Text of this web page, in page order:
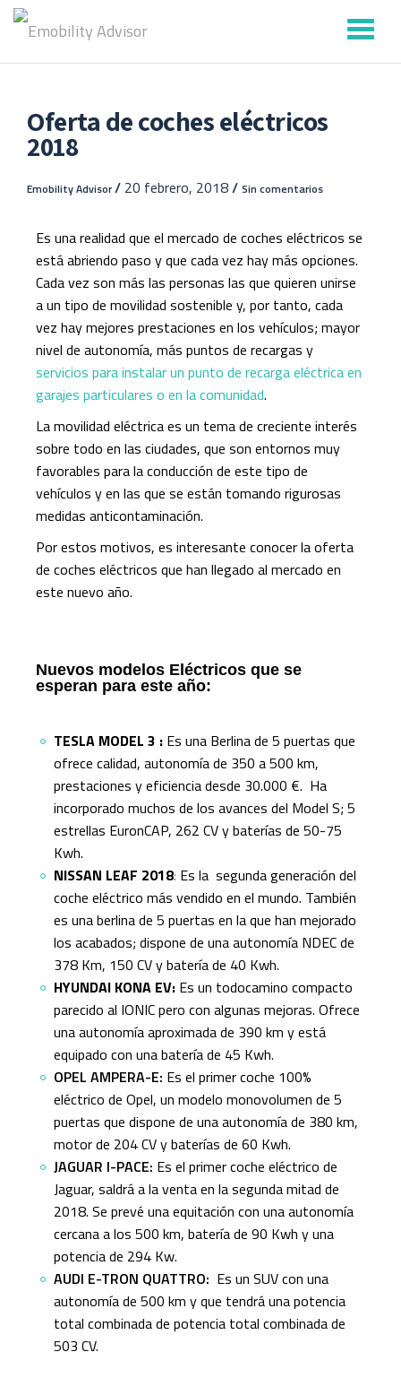
contenido
Oferta de coches eléctricos
2018
Emobility Advisor/ 20 febrero, 2018/ Sin comentarios
Es una realidad que el mercado de coches eléctricos se
está abriendo paso y que cada vez hay más opciones.
Cada vez son más las personas las que quieren unirse
a un tipo de movilidad sostenible y, por tanto, cada
vez hay mejores prestaciones en los vehículos; mayor
nivel de autonomía, más puntos de recargas y
servicios para instalar un punto de recarga eléctrica en
garajes particulares o en la comunidad.
La movilidad eléctrica es un tema de creciente interés
sobre todo en las ciudades, que son entornos muy
favorables para la conducción de este tipo de
vehículos y en las que se están tomando rigurosas
medidas anticontaminación.
Por estos motivos, es interesante conocer la oferta
de coches eléctricos que han llegado al mercado en
este nuevo año.
Nuevos modelos Eléctricos que se
esperan para este año:
TESLA MODEL 3 : Es una Berlina de 5 puertas que
ofrece calidad, autonomía de 350 a 500 km,
prestaciones y eficiencia desde 30.000 €. Ha
incorporado muchos de los avances del Model S; 5
estrellas EuronCAP, 262 CV y baterías de 50-75
Kwh.
NISSAN LEAF 2018: Es la segunda generación del
coche eléctrico más vendido en el mundo. También
es una berlina de 5 puertas en la que han mejorado
los acabados; dispone de una autonomía NDEC de
378 Km, 150 CV y batería de 40 Kwh.
HYUNDAI KONA EV: Es un todocamino compacto
parecido al IONIC pero con algunas mejoras. Ofrece
una autonomía aproximada de 390 km y está
equipado con una batería de 45 Kwh.
OPEL AMPERA-E: Es el primer coche 100%
eléctrico de Opel, un modelo monovolumen de 5
puertas que dispone de una autonomía de 380 km,
motor de 204 CV y baterías de 60 Kwh.
JAGUAR I-PACE: Es el primer coche eléctrico de
Jaguar, saldrá a la venta en la segunda mitad de
2018. Se prevé una equitación con una autonomía
cercana a los 500 km, batería de 90 Kwh y una
potencia de 294 Kw.
AUDI E-TRON QUATTRO: Es un SUV con una
autonomía de 500 km y que tendrá una potencia
total combinada de potencia total combinada de
503 CV.